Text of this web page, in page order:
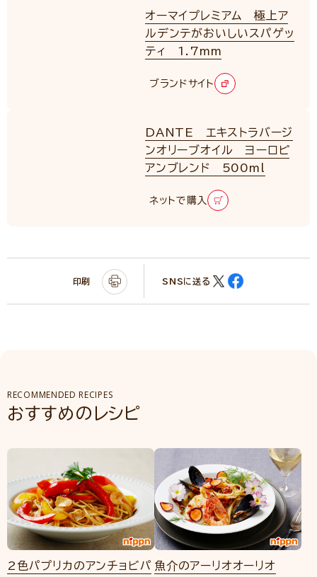
オーマイプレミアム 極上ア
ルデンテがおいしいスパゲッ
ティ 1.7mm
ブランドサイト
DANTE エキストラバージ
ンオリーブオイル ヨーロピ
アンブレンド 500ml
ネットで購入
印刷 SNSに送る
RECOMMENDED RECIPES
おすすめのレシピ
2色パプリカのアンチョビパ 魚介のアーリオオーリオ